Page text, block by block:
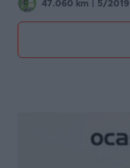
47.060 km 5/2019